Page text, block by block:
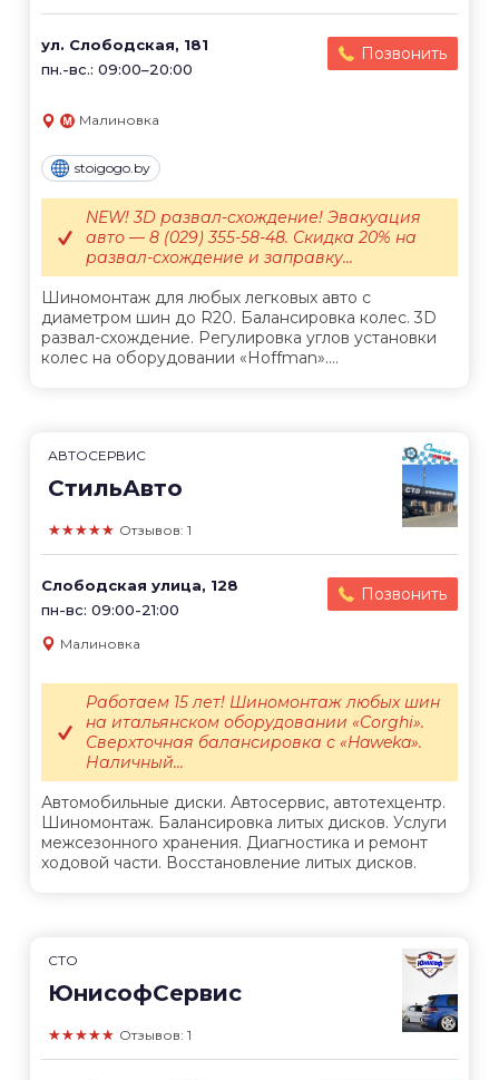
ул. Слободская, 181
пн.-вс.: 09:00–20:00
Позвонить
Малиновка
stoigogo.by
Шиномонтаж для любых легковых авто с
диаметром шин до R20. Балансировка колес. 3D
развал-схождение. Регулировка углов установки
колес на оборудовании «Hoffman»....
NEW! 3D развал-схождение! Эвакуация
авто — 8 (029) 355-58-48. Скидка 20% на
развал-схождение и заправку...
АВТОСЕРВИС
СтильАвто
★★★★★ Отзывов: 1
Слободская улица, 128
пн-вс: 09:00-21:00
Позвонить
Малиновка
Автомобильные диски. Автосервис, автотехцентр.
Шиномонтаж. Балансировка литых дисков. Услуги
межсезонного хранения. Диагностика и ремонт
ходовой части. Восстановление литых дисков.
Работаем 15 лет! Шиномонтаж любых шин
на итальянском оборудовании «Corghi».
Сверхточная балансировка с «Haweka».
Наличный...
СТО
ЮнисофСервис
★★★★★ Отзывов: 1